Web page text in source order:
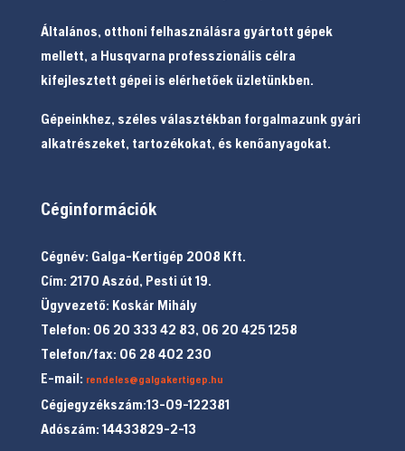
Általános, otthoni felhasználásra gyártott gépek
mellett, a Husqvarna professzionális célra
kifejlesztett gépei is elérhetőek üzletünkben.
Gépeinkhez, széles választékban forgalmazunk gyári
alkatrészeket, tartozékokat, és kenőanyagokat.
Céginformációk
Cégnév: Galga-Kertigép 2008 Kft.
Cím: 2170 Aszód, Pesti út 19.
Ügyvezető: Koskár Mihály
Telefon: 06 20 333 42 83, 06 20 425 1258
Telefon/fax: 06 28 402 230
E-mail: rendeles@galgakertigep.hu
Cégjegyzékszám:13-09-122381
Adószám: 14433829-2-13